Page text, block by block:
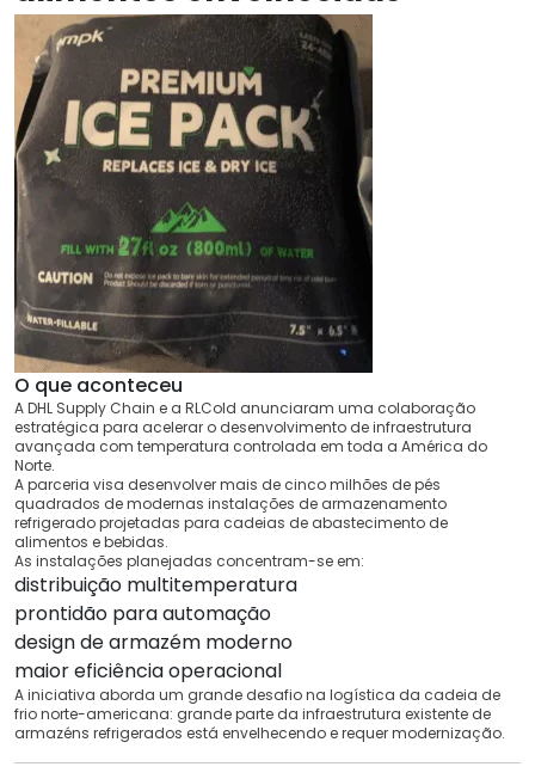
O que aconteceu
A DHL Supply Chain e a RLCold anunciaram uma colaboração
estratégica para acelerar o desenvolvimento de infraestrutura
avançada com temperatura controlada em toda a América do
Norte.
A parceria visa desenvolver mais de cinco milhões de pés
quadrados de modernas instalações de armazenamento
refrigerado projetadas para cadeias de abastecimento de
alimentos e bebidas.
As instalações planejadas concentram-se em:
distribuição multitemperatura
prontidão para automação
design de armazém moderno
maior eficiência operacional
A iniciativa aborda um grande desafio na logística da cadeia de
frio norte-americana: grande parte da infraestrutura existente de
armazéns refrigerados está envelhecendo e requer modernização.